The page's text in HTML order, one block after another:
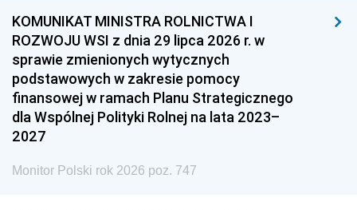
KOMUNIKAT MINISTRA ROLNICTWA I
ROZWOJU WSI z dnia 29 lipca 2026 r. w
sprawie zmienionych wytycznych
podstawowych w zakresie pomocy
finansowej w ramach Planu Strategicznego
dla Wspólnej Polityki Rolnej na lata 2023–
2027
Monitor Polski rok 2026 poz. 747